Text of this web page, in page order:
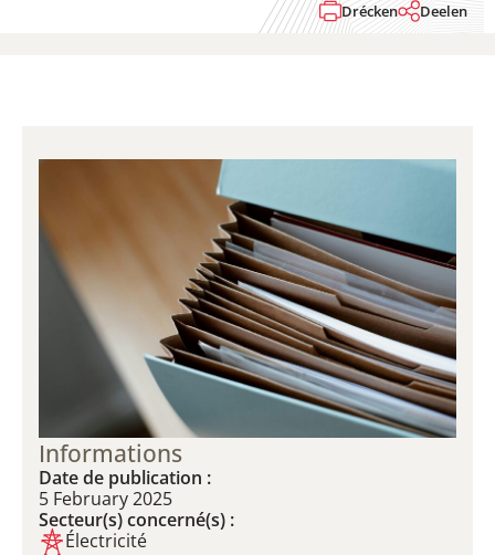
Drécken Deelen
Informations
Date de publication :
5 February 2025
Secteur(s) concerné(s) :
Électricité